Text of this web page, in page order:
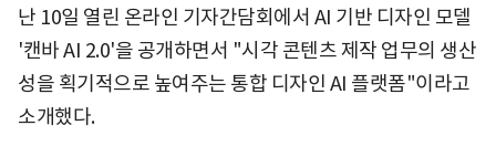
난 10일 열린 온라인 기자간담회에서 AI 기반 디자인 모델
'캔바 AI 2.0'을 공개하면서 "시각 콘텐츠 제작 업무의 생산
성을 획기적으로 높여주는 통합 디자인 AI 플랫폼"이라고
소개했다.